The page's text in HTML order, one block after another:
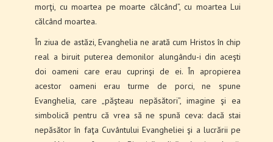
morţi, cu moartea pe moarte călcând”, cu moartea Lui
călcând moartea.
În ziua de astăzi, Evanghelia ne arată cum Hristos în chip
real a biruit puterea demonilor alungându-i din aceşti
doi oameni care erau cuprinşi de ei. În apropierea
acestor oameni erau turme de porci, ne spune
Evanghelia, care „păşteau nepăsători”, imagine şi ea
simbolică pentru că vrea să ne spună ceva: dacă stai
nepăsător în faţa Cuvântului Evangheliei şi a lucrării pe